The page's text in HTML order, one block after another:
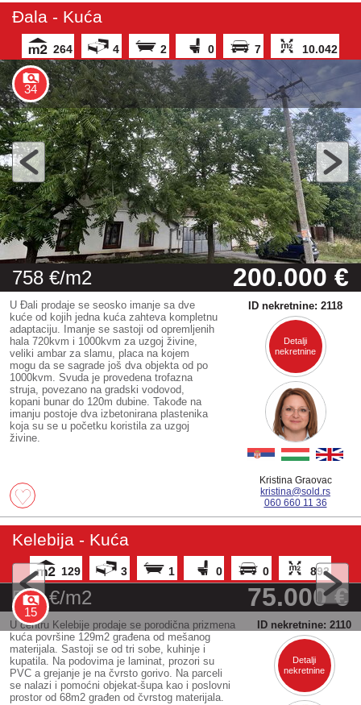
Đala - Kuća
264 4 2 0 7 10.042
34
758 €/m2 200.000 €
U Đali prodaje se seosko imanje sa dve
kuće od kojih jedna kuća zahteva kompletnu
adaptaciju. Imanje se sastoji od opremljenih
hala 720kvm i 1000kvm za uzgoj živine,
veliki ambar za slamu, placa na kojem
mogu da se sagrade još dva objekta od po
1000kvm. Svuda je provedena trofazna
struja, povezano na gradski vodovod,
kopani bunar do 120m dubine. Takođe na
imanju postoje dva izbetonirana plastenika
koja su se u početku koristila za uzgoj
živine.
ID nekretnine: 2118
Detalji
nekretnine
Kristina Graovac
kristina@sold.rs
060 660 11 36
Kelebija - Kuća
129 3 1 0 0 892
15
581 €/m2 75.000 €
U centru Kelebije prodaje se porodična prizmena
kuća površine 129m2 građena od mešanog
materijala. Sastoji se od tri sobe, kuhinje i
kupatila. Na podovima je laminat, prozori su
PVC a grejanje je na čvrsto gorivo. Na parceli
se nalazi i pomoćni objekat-šupa kao i poslovni
prostor od 68m2 građen od čvrstog materijala.
ID nekretnine: 2110
Detalji
nekretnine